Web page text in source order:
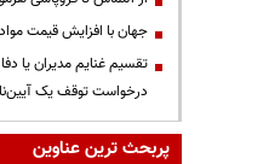
جهان با افزایش قیمت
تقسیم غنایم مدیران یا
درخواست توقف یک
پربحث ترین عناوین